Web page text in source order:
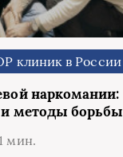
клиник в России
наркомании:
и методы борьбы
мин.